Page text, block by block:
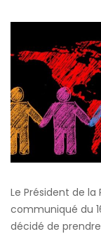
Le Président de
communiqué du
décidé de